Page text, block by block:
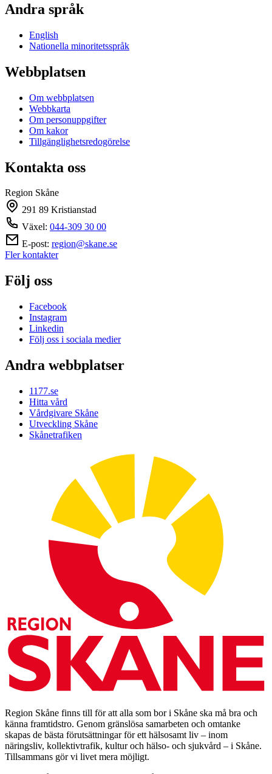
Andra språk
English
Nationella minoritetsspråk
Webbplatsen
Om webbplatsen
Webbkarta
Om personuppgifter
Om kakor
Tillgänglighetsredogörelse
Kontakta oss
Region Skåne
291 89 Kristianstad
Växel: 044-309 30 00
E-post: region@skane.se
Fler kontakter
Följ oss
Facebook
Instagram
Linkedin
Följ oss i sociala medier
Andra webbplatser
1177.se
Hitta vård
Vårdgivare Skåne
Utveckling Skåne
Skånetrafiken
Region Skåne finns till för att alla som bor i Skåne ska må bra och
känna framtidstro. Genom gränslösa samarbeten och omtanke
skapas de bästa förutsättningar för ett hälsosamt liv – inom
näringsliv, kollektivtrafik, kultur och hälso- och sjukvård – i Skåne.
Tillsammans gör vi livet mera möjligt.